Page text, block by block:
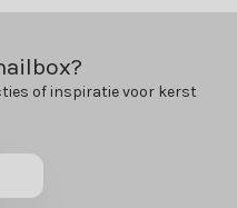
of inspiratie voor kerst